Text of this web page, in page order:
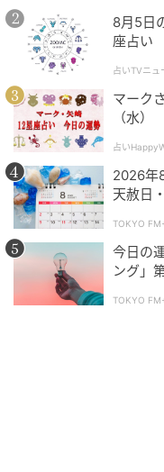
牡羊座は、12星座の
ばかりの赤ちゃんに
理由はとてもシンプ
どうか」。
その純粋な衝動こそ
す。
大人になると躊躇し
上がれば迷わず一歩
っています。一方で
とても傷つきやすく
さんは、直感でまず
する―そのサイクル
す。強さと繊細さ、
8月5日
座占い
占いTVニュ
マーク
（水）
占い
2026年
天赦日
こと、
TOKYO
今日の
ング」
TOKYO